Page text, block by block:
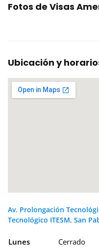
Fotos de Visas
Ubicación y
Av. Prolongación
Tecnológico ITESM, San
Lunes
Cerrado